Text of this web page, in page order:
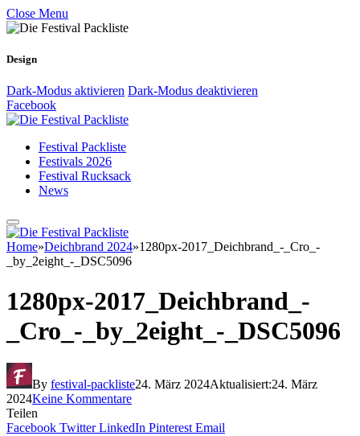
Close Menu
Design
Dark-Modus aktivieren Dark-Modus deaktivieren
Facebook
Festival Packliste
Festivals 2026
Festival Rucksack
News
Home»Deichbrand 2024»1280px-2017_Deichbrand_-_Cro_-
_by_2eight_-_DSC5096
1280px-2017_Deichbrand_-
_Cro_-_by_2eight_-_DSC5096
By festival-packliste24. März 2024Aktualisiert:24. März
2024Keine Kommentare
Teilen
Facebook Twitter LinkedIn Pinterest Email